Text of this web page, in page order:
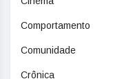
Comportamento
Comunidade
Crônica